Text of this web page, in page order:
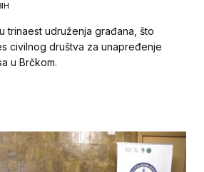
trinaest udruženja građana, što
civilnog društva za unapređenje
u Brčkom.